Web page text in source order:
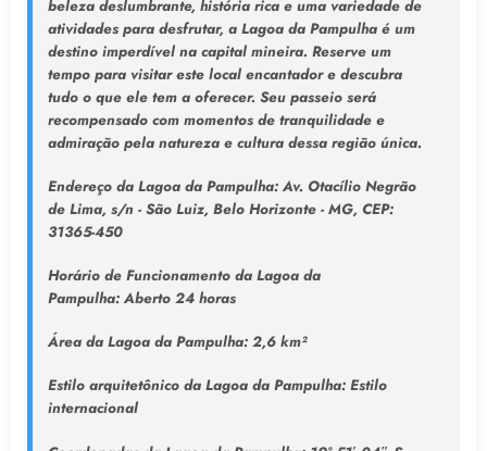
beleza deslumbrante, história rica e uma variedade de
atividades para desfrutar, a Lagoa da Pampulha é um
destino imperdível na capital mineira. Reserve um
tempo para visitar este local encantador e descubra
tudo o que ele tem a oferecer. Seu passeio será
recompensado com momentos de tranquilidade e
admiração pela natureza e cultura dessa região única.
Endereço da Lagoa da Pampulha: Av. Otacílio Negrão
de Lima, s/n - São Luiz, Belo Horizonte - MG, CEP:
31365-450
Horário de Funcionamento da Lagoa da
Pampulha:Aberto 24 horas
Área da Lagoa da Pampulha:2,6 km²
Estilo arquitetônico da Lagoa da Pampulha:Estilo
internacional